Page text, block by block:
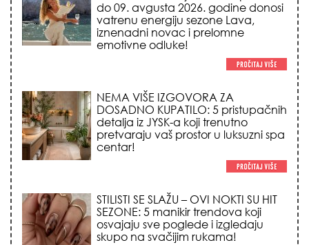
NEMA VIŠE IZGOVORA ZA
DOSADNO KUPATILO: 5 pristupačnih
detalja iz JYSK-a koji trenutno
pretvaraju vaš prostor u luksuzni spa
STILISTI SE SLAŽU – OVI NOKTI SU HIT
SEZONE: 5 manikir trendova koji
osvajaju sve poglede i izgledaju
skupo na svačijim rukama!
REDAK ASTRO FENOMEN POČINJE
7. AVGUSTA: Veliki Vazdušni Trigon
otvara kapiju sreće i menja sudbinu
za 3 znaka!